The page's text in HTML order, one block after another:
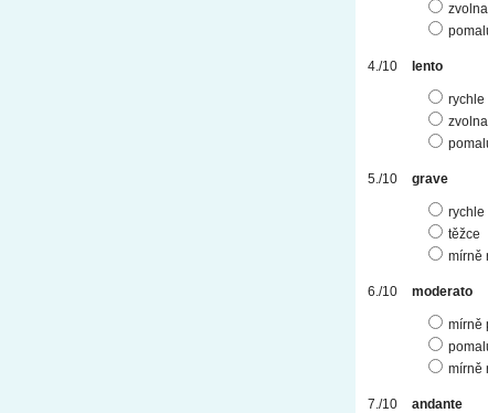
zvolna
lento
rychle
zvolna
grave
rychle
těžce
mírně
moderato
mírně
mírně
andante